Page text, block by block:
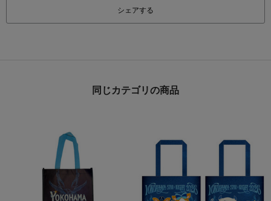
シェアする
同じカテゴリの商品